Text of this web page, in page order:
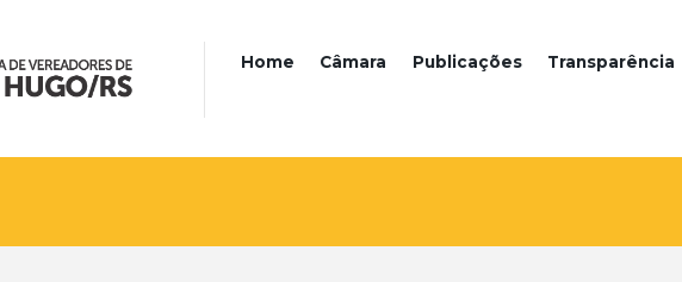
Home Câmara Publicações Transparência